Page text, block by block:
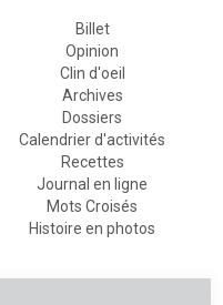
Billet
Opinion
Clin d'oeil
Archives
Dossiers
Calendrier d'activités
Recettes
Journal en ligne
Mots Croisés
Histoire en photos